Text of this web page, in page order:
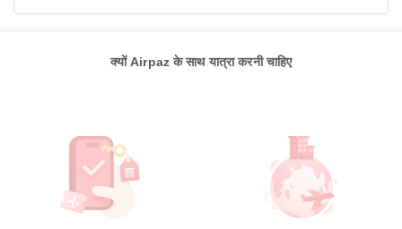
क्यों Airpaz के साथ यात्रा करनी चाहिए